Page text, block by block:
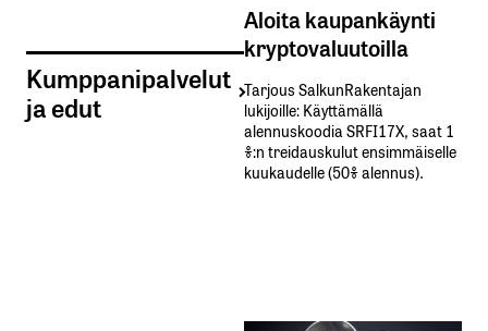
Kumppanipalvelut
ja edut
Aloita kaupankäynti
kryptovaluutoilla
Tarjous SalkunRakentajan
lukijoille: Käyttämällä​ ​
alennuskoodia​ ​SRFI17X,​ ​saat​ ​1
%:n treidauskulut​ ​ensimmäiselle​ ​
kuukaudelle​ ​(50%​ ​alennus).